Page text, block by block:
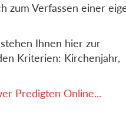
zum Verfassen einer
Ihnen hier zur
Kriterien: Kirchenjahr,
Predigten Online...